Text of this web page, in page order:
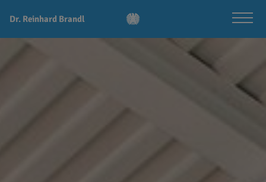
Dr. Reinhard Brandl